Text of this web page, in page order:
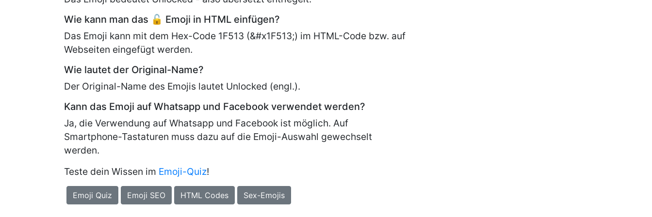
Wie kann man das 🔓 Emoji in HTML einfügen?
Das Emoji kann mit dem Hex-Code 1F513 (&#x1F513;) im HTML-Code bzw. auf
Webseiten eingefügt werden.
Wie lautet der Original-Name?
Der Original-Name des Emojis lautet Unlocked (engl.).
Kann das Emoji auf Whatsapp und Facebook verwendet werden?
Ja, die Verwendung auf Whatsapp und Facebook ist möglich. Auf
Smartphone-Tastaturen muss dazu auf die Emoji-Auswahl gewechselt
werden.
Teste dein Wissen im Emoji-Quiz!
Emoji Quiz Emoji SEO HTML Codes Sex-Emojis